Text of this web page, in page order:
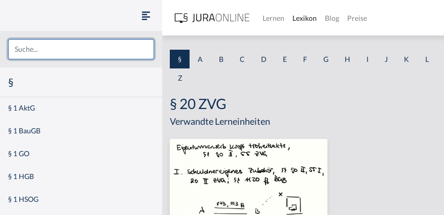
§
§ 1 AktG
§ 1 BauGB
§ 1 GO
§ 1 HGB
§ 1 HSOG
Lernen Lexikon Blog Preise
§ A B C D E F G H I J K L
Z
§ 20 ZVG
Verwandte Lerneinheiten